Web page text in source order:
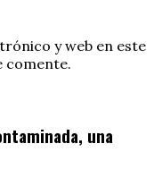
y web en este
comente.
una